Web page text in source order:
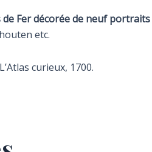
Fer décorée de neuf portraits
etc.
curieux, 1700.